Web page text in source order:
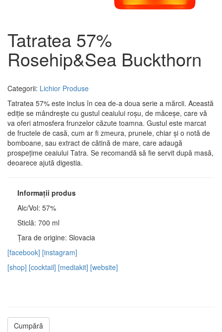
Tatratea 57%
Rosehip&Sea Buckthorn
Categorii: Lichior Produse
Tatratea 57% este inclus în cea de-a doua serie a mărcii. Această
ediție se mândrește cu gustul ceaiului roșu, de măceșe, care vă
va oferi atmosfera frunzelor căzute toamna. Gustul este marcat
de fructele de casă, cum ar fi zmeura, prunele, chiar și o notă de
bomboane, sau extract de cătină de mare, care adaugă
prospețime ceaiului Tatra. Se recomandă să fie servit după masă,
deoarece ajută digestia.
Informații produs
Alc/Vol: 57%
Sticlă: 700 ml
Țara de origine: Slovacia
[facebook] [instagram]
[shop] [cocktail] [mediakit] [website]
Cumpără